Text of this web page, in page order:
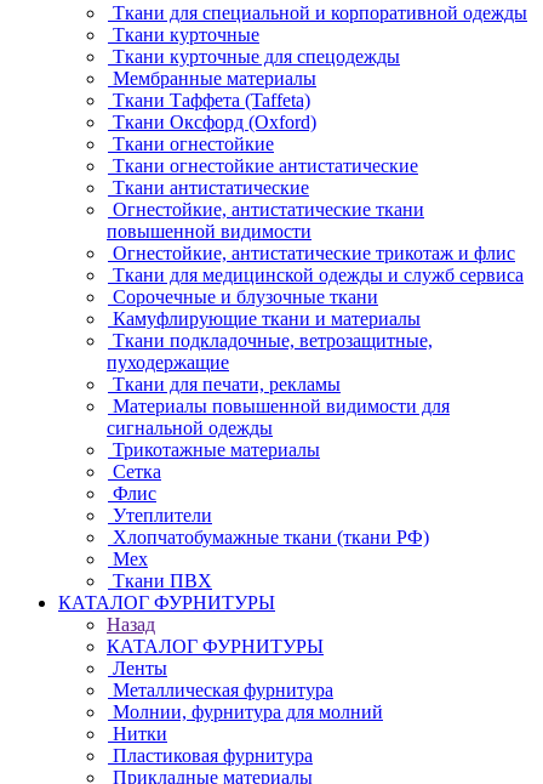
Ткани для специальной и корпоративной одежды
Ткани курточные
Ткани курточные для спецодежды
Мембранные материалы
Ткани Таффета (Taffeta)
Ткани Оксфорд (Oxford)
Ткани огнестойкие
Ткани огнестойкие антистатические
Ткани антистатические
Огнестойкие, антистатические ткани
повышенной видимости
Огнестойкие, антистатические трикотаж и флис
Ткани для медицинской одежды и служб сервиса
Сорочечные и блузочные ткани
Камуфлирующие ткани и материалы
Ткани подкладочные, ветрозащитные,
пуходержащие
Ткани для печати, рекламы
Материалы повышенной видимости для
сигнальной одежды
Трикотажные материалы
Сетка
Флис
Утеплители
Хлопчатобумажные ткани (ткани РФ)
Мех
Ткани ПВХ
КАТАЛОГ ФУРНИТУРЫ
Назад
КАТАЛОГ ФУРНИТУРЫ
Ленты
Металлическая фурнитура
Молнии, фурнитура для молний
Нитки
Пластиковая фурнитура
Прикладные материалы